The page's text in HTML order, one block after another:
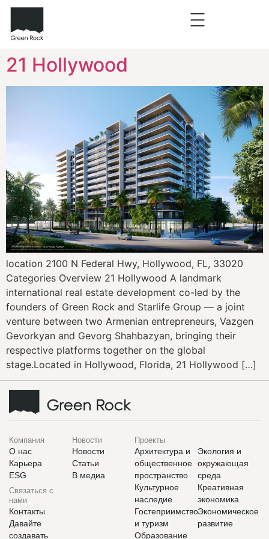
21 Hollywood
location 2100 N Federal Hwy, Hollywood, FL, 33020
Categories Overview 21 Hollywood A landmark
international real estate development co-led by the
founders of Green Rock and Starlife Group — a joint
venture between two Armenian entrepreneurs, Vazgen
Gevorkyan and Gevorg Shahbazyan, bringing their
respective platforms together on the global
stage.Located in Hollywood, Florida, 21 Hollywood […]
Компания
О нас
Карьера
ESG
Связаться с
нами
Контакты
Давайте
создавать
Новости
Новости
Статьи
В медиа
Проекты
Архитектура и
общественное
пространство
Культурное
наследие
Гостеприимство
и туризм
Образование
Экология и
окружающая
среда
Креативная
экономика
Экономическое
развитие